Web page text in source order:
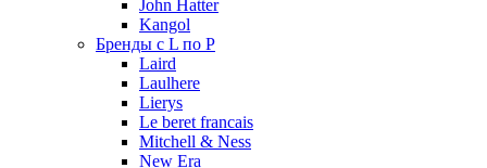
John Hatter
Kangol
Бренды с L по P
Laird
Laulhere
Lierys
Le beret francais
Mitchell & Ness
New Era